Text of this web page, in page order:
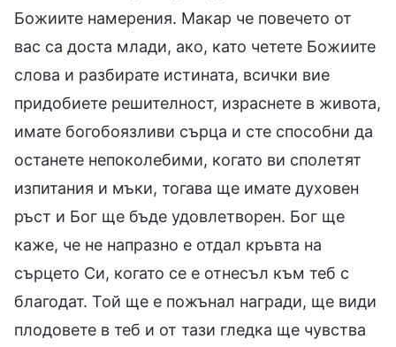
Божиите намерения. Макар че повечето от
вас са доста млади, ако, като четете Божиите
слова и разбирате истината, всички вие
придобиете решителност, израснете в живота,
имате богобоязливи сърца и сте способни да
останете непоколебими, когато ви сполетят
изпитания и мъки, тогава ще имате духовен
ръст и Бог ще бъде удовлетворен. Бог ще
каже, че не напразно е отдал кръвта на
сърцето Си, когато се е отнесъл към теб с
благодат. Той ще е пожънал награди, ще види
плодовете в теб и от тази гледка ще чувства